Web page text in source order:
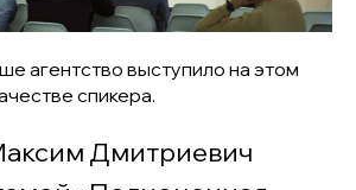
агентство выступило на этом
спикера.
Дмитриевич